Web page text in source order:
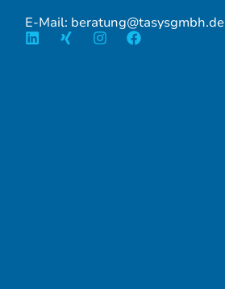
E-Mail: beratung@tasysgmbh.de